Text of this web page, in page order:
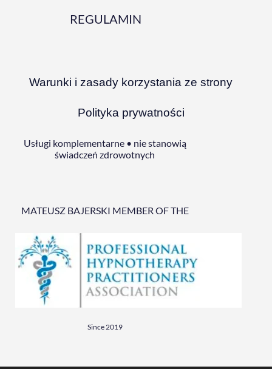
REGULAMIN
Warunki i zasady korzystania ze strony
Polityka prywatności
Usługi komplementarne • nie stanowią
świadczeń zdrowotnych
MATEUSZ BAJERSKI MEMBER OF THE
Since 2019